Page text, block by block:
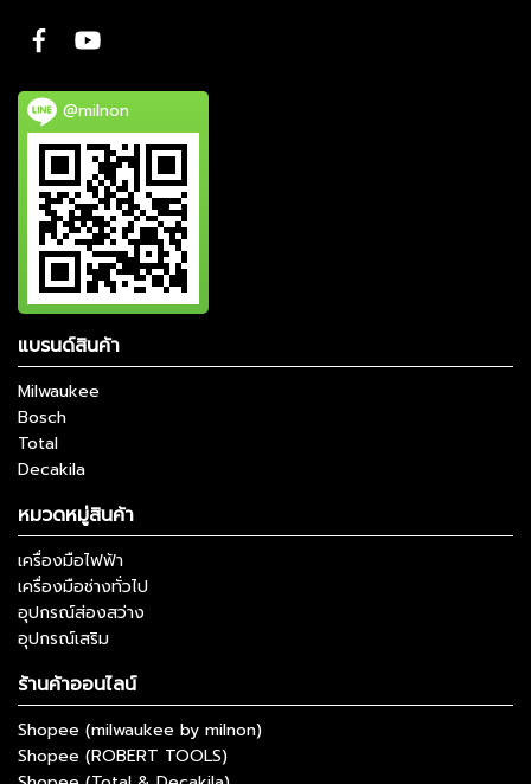
@milnon
แบรนด์สินค้า
Milwaukee
Bosch
Total
Decakila
หมวดหมู่สินค้า
เครื่องมือไฟฟ้า
เครื่องมือช่างทั่วไป
อุปกรณ์ส่องสว่าง
อุปกรณ์เสริม
ร้านค้าออนไลน์
Shopee (milwaukee by milnon)
Shopee (ROBERT TOOLS)